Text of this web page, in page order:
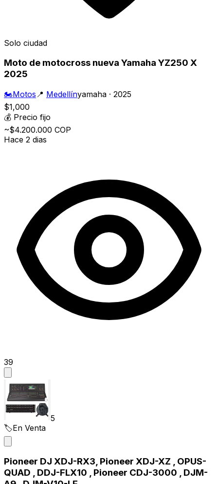
Solo ciudad
Moto de motocross nueva Yamaha YZ250 X
2025
🏍️Motos 📍 Medellínyamaha · 2025
$1,000
💰 Precio fijo
~$4.200.000 COP
Hace 2 dias
39
5
🏷️En Venta
Pioneer DJ XDJ-RX3, Pioneer XDJ-XZ , OPUS-
QUAD , DDJ-FLX10 , Pioneer CDJ-3000 , DJM-